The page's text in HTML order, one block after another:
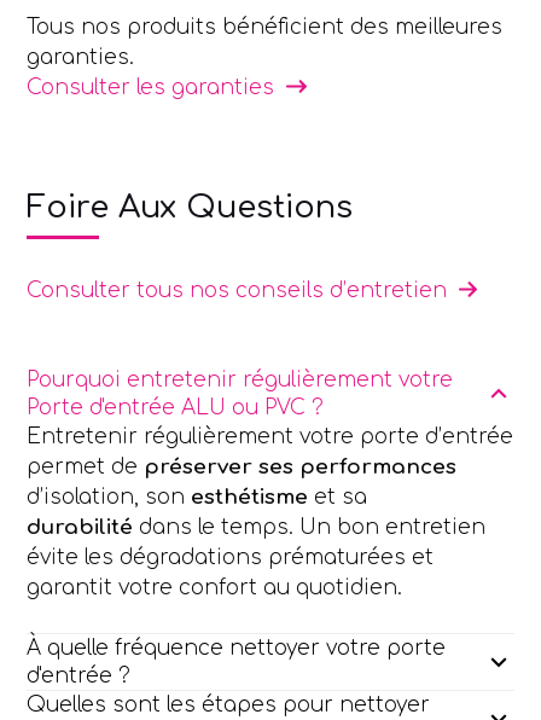
Tous nos produits bénéficient des meilleures
garanties.
Consulter les garanties
Foire Aux Questions
Consulter tous nos conseils d’entretien
Pourquoi entretenir régulièrement votre
Porte d'entrée ALU ou PVC ?
Entretenir régulièrement votre porte d’entrée
permet de préserver ses performances
d’isolation, son esthétisme et sa
durabilité dans le temps. Un bon entretien
évite les dégradations prématurées et
garantit votre confort au quotidien.
À quelle fréquence nettoyer votre porte
d'entrée ?
Quelles sont les étapes pour nettoyer